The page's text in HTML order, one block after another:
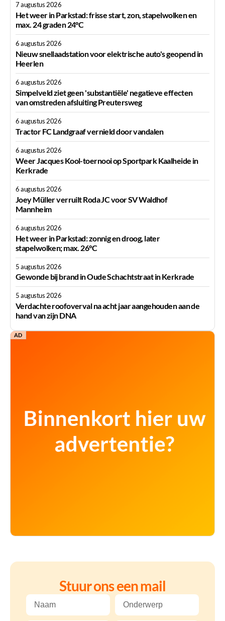
7 augustus 2026
Het weer in Parkstad: frisse start, zon, stapelwolken en
max. 24 graden 24°C
6 augustus 2026
Nieuw snellaadstation voor elektrische auto's geopend in
Heerlen
6 augustus 2026
Simpelveld ziet geen 'substantiële' negatieve effecten
van omstreden afsluiting Preutersweg
6 augustus 2026
Tractor FC Landgraaf vernield door vandalen
6 augustus 2026
Weer Jacques Kool-toernooi op Sportpark Kaalheide in
Kerkrade
6 augustus 2026
Joey Müller verruilt Roda JC voor SV Waldhof
Mannheim
6 augustus 2026
Het weer in Parkstad: zonnig en droog, later
stapelwolken; max. 26°C
5 augustus 2026
Gewonde bij brand in Oude Schachtstraat in Kerkrade
5 augustus 2026
Verdachte roofoverval na acht jaar aangehouden aan de
hand van zijn DNA
AD
Stuur ons een mail